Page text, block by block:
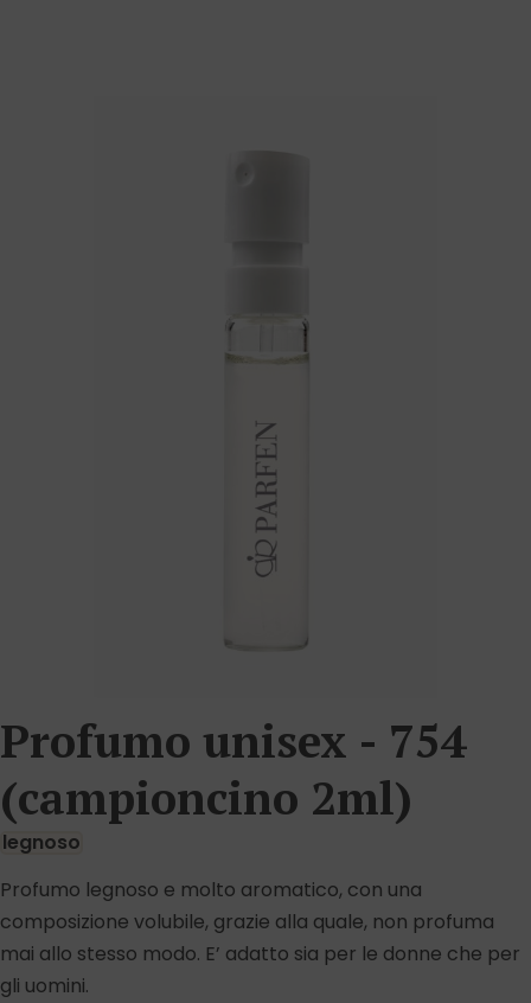
Profumo unisex - 754
(campioncino 2ml)
legnoso
Profumo legnoso e molto aromatico, con una
composizione volubile, grazie alla quale, non profuma
mai allo stesso modo. E’ adatto sia per le donne che per
gli uomini.